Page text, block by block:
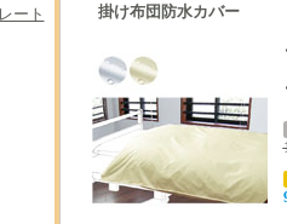
掛け布団防水カバー
ート